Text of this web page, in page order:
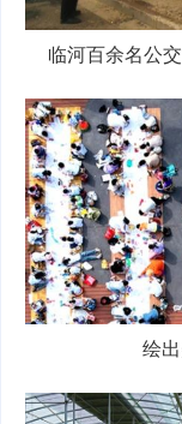
临河百余名公
绘